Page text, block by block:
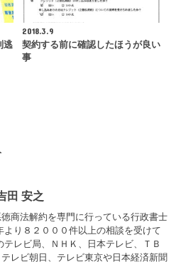
逃
2018.3.9
契約する前に確認したほうが良い
事
田 安之
商法解約を専門に行っている行政書士
より８２０００件以上の相談を受けて
テレビ局、ＮＨＫ、日本テレビ、ＴＢ
レビ朝日、テレビ東京や日本経済新聞